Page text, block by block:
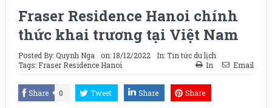
Fraser Residence Hanoi chính
thức khai trương tại Việt Nam
Posted By:Quynh Nga on:18/12/2022 In:Tin tức du lịch
Tags: Fraser Residence Hanoi In Email
Share 0 Tweet Share Share